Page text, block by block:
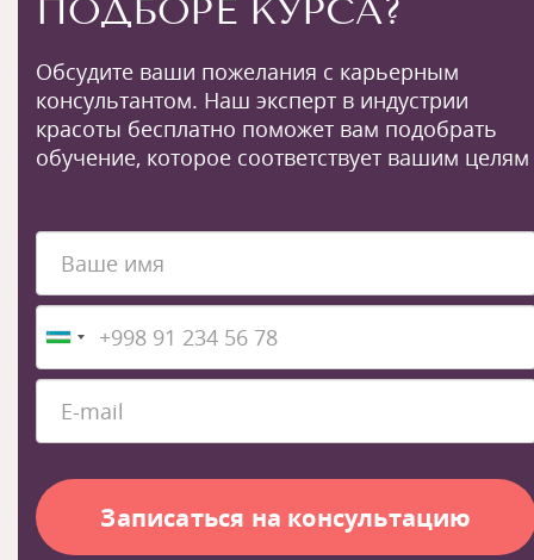
ПОДБОРЕ КУРСА?
Обсудите ваши пожелания с карьерным
консультантом. Наш эксперт в индустрии
красоты бесплатно поможет вам подобрать
обучение, которое соответствует вашим целям